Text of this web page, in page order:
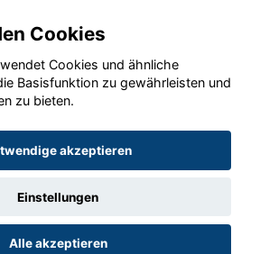
aktivieren
LIEGERT & BÖSKEN Automobile
Impressum AGB
Cookies
Cookies und ähnliche
Basisfunktion zu gewährleisten und
zu bieten.
akzeptieren
Einstellungen
Alle akzeptieren